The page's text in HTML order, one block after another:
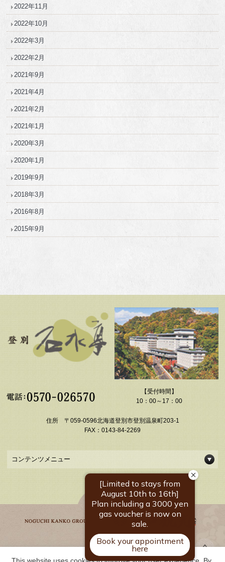
2022年11月
2022年10月
2022年3月
2022年2月
2021年9月
2021年4月
2021年2月
2021年1月
2020年3月
2020年1月
2019年9月
2018年3月
2016年8月
2015年9月
【受付時間】
10：00～17：00
住所 〒059-0596北海道登別市登別温泉町203-1
FAX：0143-84-2269
コンテンツメニュー